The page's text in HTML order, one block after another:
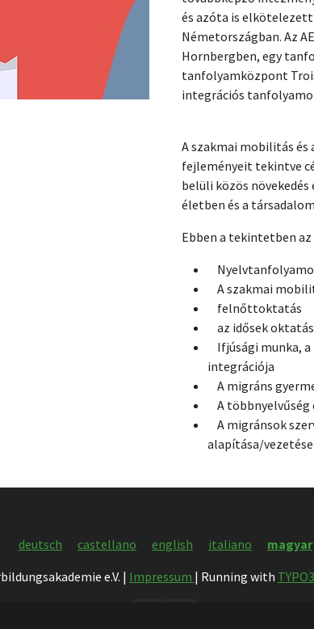
és azóta is
Németországban. Az
Hornbergben, egy
tanfolyamközpont
integrációs
A szakmai mobilitás
fejleményeit tekintve
belüli közös
életben és a
Ebben a tekintetben
A szakmai
felnőttoktatás
az idősek
Ifjúsági munka,
integrációja
A migráns
A többnyelvűség
A migránsok
alapítása/vezetése
deutsch castellano english italiano
magyar
e.V. | Impressum | Running with TYPO3